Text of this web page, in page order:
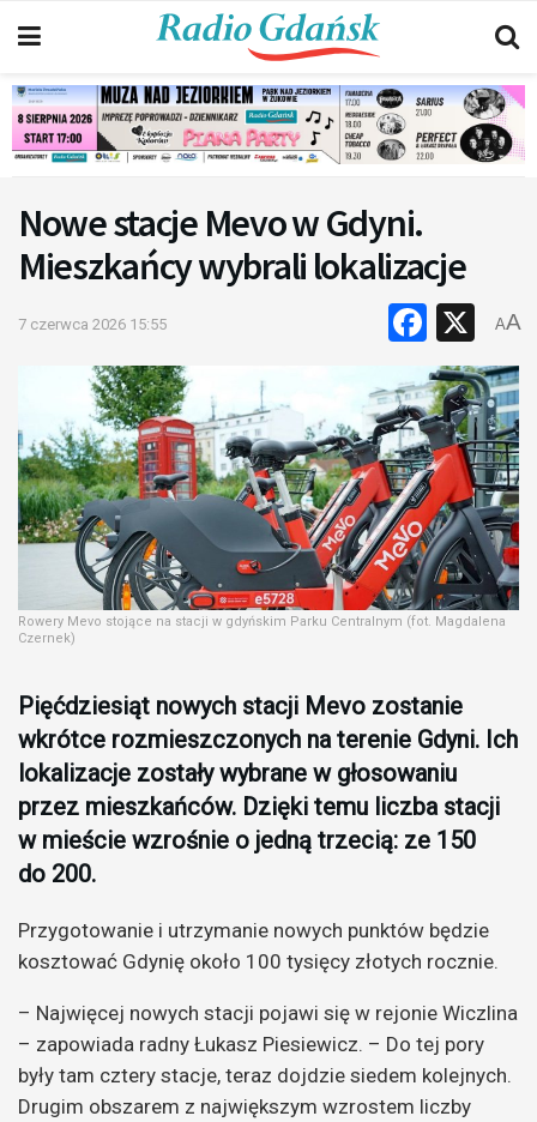
Nowe stacje Mevo w Gdyni.
Mieszkańcy wybrali lokalizacje
7 czerwca 2026 15:55 X
AA
Rowery Mevo stojące na stacji w gdyńskim Parku Centralnym (fot. Magdalena
Czernek)
Pięćdziesiąt nowych stacji Mevo zostanie
wkrótce rozmieszczonych na terenie Gdyni. Ich
lokalizacje zostały wybrane w głosowaniu
przez mieszkańców. Dzięki temu liczba stacji
w mieście wzrośnie o jedną trzecią: ze 150
do 200.
Przygotowanie i utrzymanie nowych punktów będzie
kosztować Gdynię około 100 tysięcy złotych rocznie.
– Najwięcej nowych stacji pojawi się w rejonie Wiczlina
– zapowiada radny Łukasz Piesiewicz. – Do tej pory
były tam cztery stacje, teraz dojdzie siedem kolejnych.
Drugim obszarem z największym wzrostem liczby